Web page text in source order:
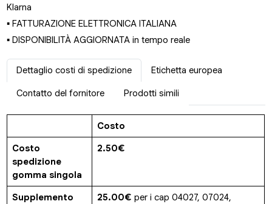
Klarna
▪ FATTURAZIONE ELETTRONICA ITALIANA
▪ DISPONIBILITÀ AGGIORNATA in tempo reale
Dettaglio costi di spedizione Etichetta europea
Contatto del fornitore Prodotti simili
Costo
Costo
spedizione
gomma singola
2.50€
Supplemento
25.00€ per i cap 04027, 07024,